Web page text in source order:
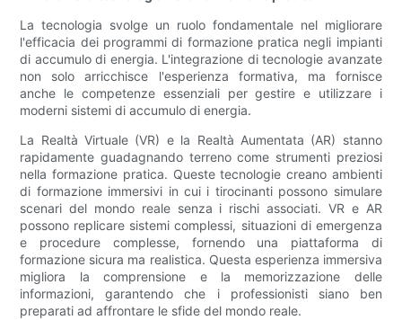
La tecnologia svolge un ruolo fondamentale nel migliorare
l'efficacia dei programmi di formazione pratica negli impianti
di accumulo di energia. L'integrazione di tecnologie avanzate
non solo arricchisce l'esperienza formativa, ma fornisce
anche le competenze essenziali per gestire e utilizzare i
moderni sistemi di accumulo di energia.
La Realtà Virtuale (VR) e la Realtà Aumentata (AR) stanno
rapidamente guadagnando terreno come strumenti preziosi
nella formazione pratica. Queste tecnologie creano ambienti
di formazione immersivi in ​​cui i tirocinanti possono simulare
scenari del mondo reale senza i rischi associati. VR e AR
possono replicare sistemi complessi, situazioni di emergenza
e procedure complesse, fornendo una piattaforma di
formazione sicura ma realistica. Questa esperienza immersiva
migliora la comprensione e la memorizzazione delle
informazioni, garantendo che i professionisti siano ben
preparati ad affrontare le sfide del mondo reale.